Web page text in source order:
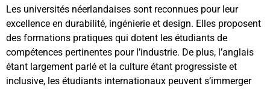
Les universités néerlandaises sont reconnues pour leur
excellence en durabilité, ingénierie et design. Elles proposent
des formations pratiques qui dotent les étudiants de
compétences pertinentes pour l’industrie. De plus, l’anglais
étant largement parlé et la culture étant progressiste et
inclusive, les étudiants internationaux peuvent s’immerger